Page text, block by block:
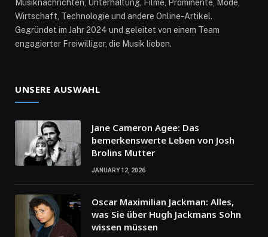
Musiknachrichten, Unterhaltung, Filme, Prominente, Mode,
Wirtschaft, Technologie und andere Online-Artikel.
Gegründet im Jahr 2024 und geleitet von einem Team
engagierter Freiwilliger, die Musik lieben.
UNSERE AUSWAHL
Jane Cameron Agee: Das
bemerkenswerte Leben von Josh
Brolins Mutter
JANUARY 12, 2026
Oscar Maximilian Jackman: Alles,
was Sie über Hugh Jackmans Sohn
wissen müssen